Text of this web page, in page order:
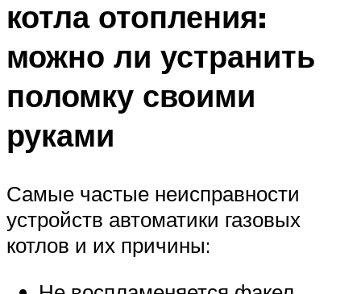
котла отопления:
можно ли устранить
поломку своими
руками
Самые частые неисправности
устройств автоматики газовых
котлов и их причины: